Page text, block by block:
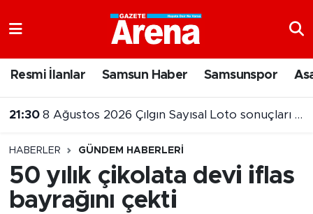
Resmi İlanlar Samsun Haber Samsunspor
21:30 8 Ağustos 2026 Çılgın Sayısal Loto sonuçları belli oldu
21:00 Samsunspor ikinci maçta Kasımpaşa’ya 3-0 mağlup oldu
HABERLER GÜNDEM HABERLERI
50 yılık çikolata devi iflas
bayrağını çekti
Samsun Namaz Vakitleri
Süper Lig Puan Durumu ve Fikstür